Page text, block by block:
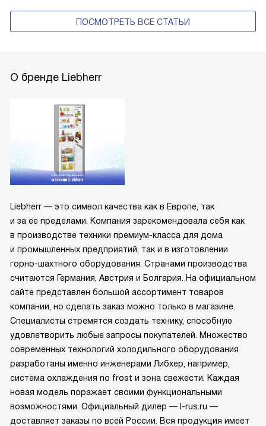
ПОСМОТРЕТЬ ВСЕ СТАТЬИ
О бренде Liebherr
Liebherr — это символ качества как в Европе, так
и за ее пределами. Компания зарекомендовала себя как
в производстве техники премиум-класса для дома
и промышленных предприятий, так и в изготовлении
горно-шахтного оборудования. Странами производства
считаются Германия, Австрия и Болгария. На официальном
сайте представлен большой ассортимент товаров
компании, но сделать заказ можно только в магазине.
Специалисты стремятся создать технику, способную
удовлетворить любые запросы покупателей. Множество
современных технологий холодильного оборудования
разработаны именно инженерами Либхер, например,
система охлаждения no frost и зона свежести. Каждая
новая модель поражает своими функциональными
возможностями. Официальный дилер — l-rus.ru —
доставляет заказы по всей России. Вся продукция имеет